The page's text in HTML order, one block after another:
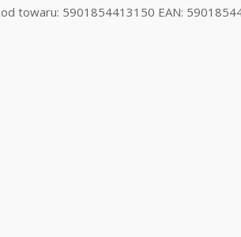
towaru: 5901854413150 EAN: